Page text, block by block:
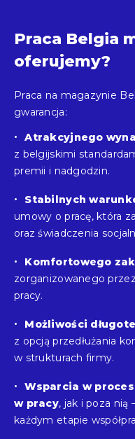
Praca Belgia
oferujemy?
Praca na magazynie
gwarancja:
Atrakcyjnego
z belgijskimi
premii i nadgodzin.
Stabilnych
umowy o pracę, która
oraz świadczenia
Komfortowego
zorganizowanego
pracy.
Możliwości
z opcją przedłużania
w strukturach firmy.
Wsparcia w
w pracy, jak i poza nią
każdym etapie